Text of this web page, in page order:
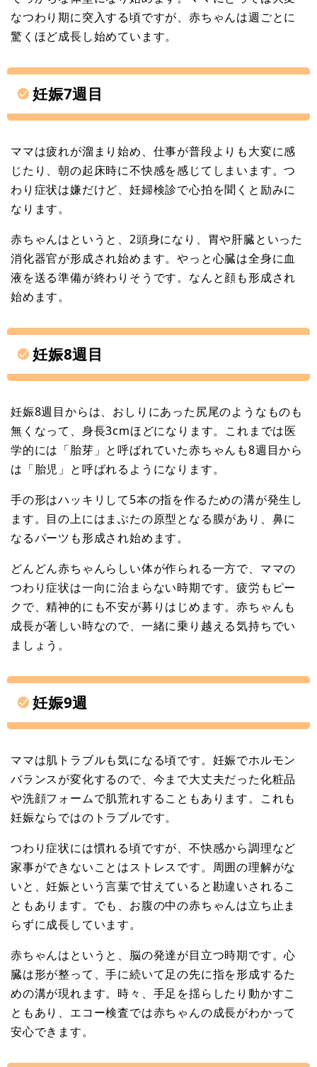
なつわり期に突入する頃ですが、赤ちゃんは週ごとに
驚くほど成長し始めています。
妊娠7週目
ママは疲れが溜まり始め、仕事が普段よりも大変に感
じたり、朝の起床時に不快感を感じてしまいます。つ
わり症状は嫌だけど、妊婦検診で心拍を聞くと励みに
なります。
赤ちゃんはというと、2頭身になり、胃や肝臓といった
消化器官が形成され始めます。やっと心臓は全身に血
液を送る準備が終わりそうです。なんと顔も形成され
始めます。
妊娠8週目
妊娠8週目からは、おしりにあった尻尾のようなものも
無くなって、身長3cmほどになります。これまでは医
学的には「胎芽」と呼ばれていた赤ちゃんも8週目から
は「胎児」と呼ばれるようになります。
手の形はハッキリして5本の指を作るための溝が発生し
ます。目の上にはまぶたの原型となる膜があり、鼻に
なるパーツも形成され始めます。
どんどん赤ちゃんらしい体が作られる一方で、ママの
つわり症状は一向に治まらない時期です。疲労もピー
クで、精神的にも不安が募りはじめます。赤ちゃんも
成長が著しい時なので、一緒に乗り越える気持ちでい
ましょう。
妊娠9週
ママは肌トラブルも気になる頃です。妊娠でホルモン
バランスが変化するので、今まで大丈夫だった化粧品
や洗顔フォームで肌荒れすることもあります。これも
妊娠ならではのトラブルです。
つわり症状には慣れる頃ですが、不快感から調理など
家事ができないことはストレスです。周囲の理解がな
いと、妊娠という言葉で甘えていると勘違いされるこ
ともあります。でも、お腹の中の赤ちゃんは立ち止ま
らずに成長しています。
赤ちゃんはというと、脳の発達が目立つ時期です。心
臓は形が整って、手に続いて足の先に指を形成するた
めの溝が現れます。時々、手足を揺らしたり動かすこ
ともあり、エコー検査では赤ちゃんの成長がわかって
安心できます。